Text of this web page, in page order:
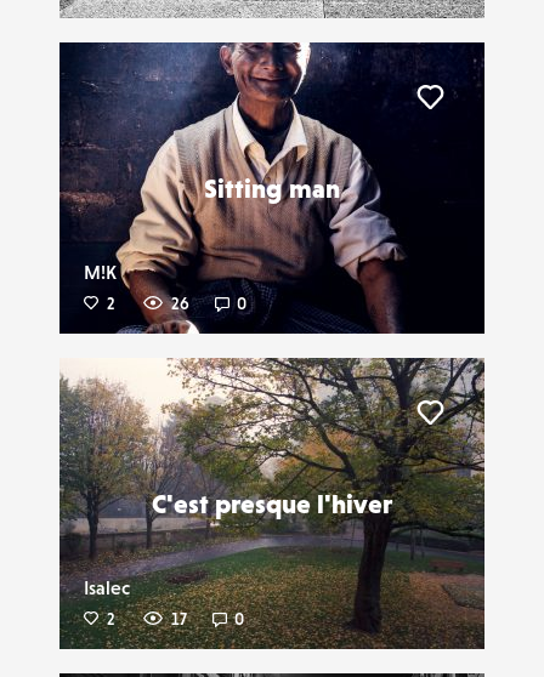
Sitting man
M!K
2 26 0
C'est presque l'hiver
Isalec
2 17 0
Liker